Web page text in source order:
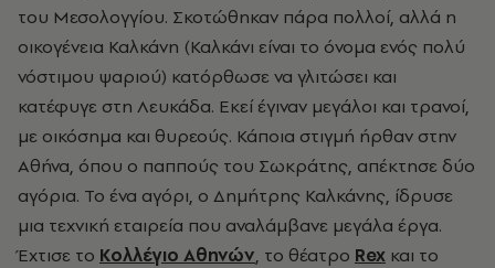
του Μεσολογγίου. Σκοτώθηκαν πάρα πολλοί, αλλά η
οικογένεια Καλκάνη (Καλκάνι είναι το όνομα ενός πολύ
νόστιμου ψαριού) κατόρθωσε να γλιτώσει και
κατέφυγε στη Λευκάδα. Εκεί έγιναν μεγάλοι και τρανοί,
με οικόσημα και θυρεούς. Κάποια στιγμή ήρθαν στην
Αθήνα, όπου ο παππούς του Σωκράτης, απέκτησε δύο
αγόρια. Το ένα αγόρι, ο Δημήτρης Καλκάνης, ίδρυσε
μια τεχνική εταιρεία που αναλάμβανε μεγάλα έργα.
Έχτισε το Κολλέγιο Αθηνών, το θέατρο Rex και το